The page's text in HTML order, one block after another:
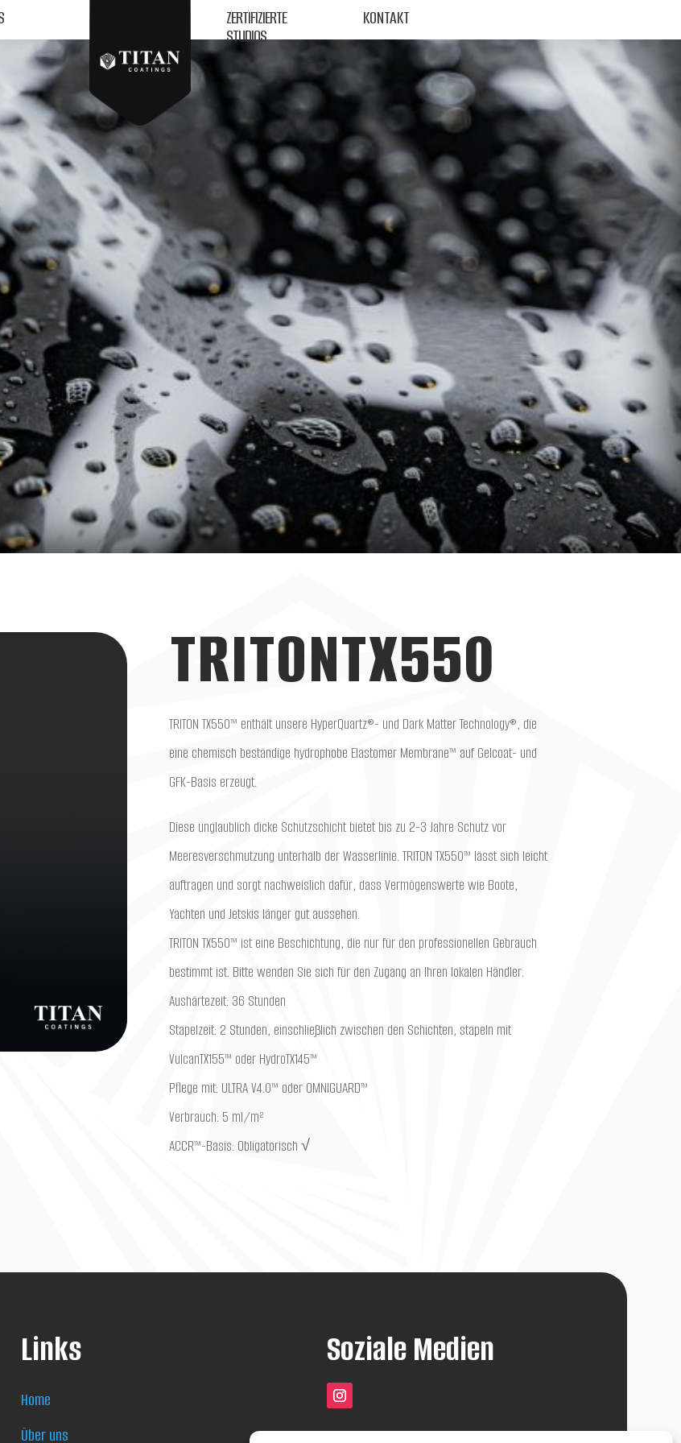
ZERTIFIZIERTE
STUDIOS
KONTAKT
TRITONTX550
TRITON TX550™ enthält unsere HyperQuartz®- und Dark Matter Technology®, die
eine chemisch beständige hydrophobe Elastomer Membrane™ auf Gelcoat- und
GFK-Basis erzeugt.
Diese unglaublich dicke Schutzschicht bietet bis zu 2-3 Jahre Schutz vor
Meeresverschmutzung unterhalb der Wasserlinie. TRITON TX550™ lässt sich leicht
auftragen und sorgt nachweislich dafür, dass Vermögenswerte wie Boote,
Yachten und Jetskis länger gut aussehen.
TRITON TX550™ ist eine Beschichtung, die nur für den professionellen Gebrauch
bestimmt ist. Bitte wenden Sie sich für den Zugang an Ihren lokalen Händler.
Aushärtezeit: 36 Stunden
Stapelzeit: 2 Stunden, einschließlich zwischen den Schichten, stapeln mit
VulcanTX155™ oder HydroTX145™
Pflege mit: ULTRA V4.0™ oder OMNIGUARD™
Verbrauch: 5 ml/m²
ACCR™-Basis: Obligatorisch √
Links
Home
Über uns
Soziale Medien